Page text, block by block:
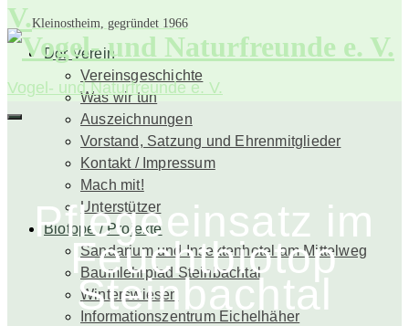
V.Kleinostheim, gegründet 1966
Der Verein
Vereinsgeschichte
Was wir tun
Auszeichnungen
Vorstand, Satzung und Ehrenmitglieder
Kontakt / Impressum
Mach mit!
Unterstützer
Biotope / Projekte
Sandarium und Insektenhotel am Mittelweg
Baumlehrpfad Steinbachtal
Winterswiesen
Informationszentrum Eichelhäher
Vogel- und Naturfreunde e. V.
Pflegeeinsatz im
Feuchtbiotop
Steinbachtal